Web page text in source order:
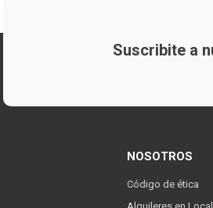
Suscribite a
NOSOTROS
Código de ética